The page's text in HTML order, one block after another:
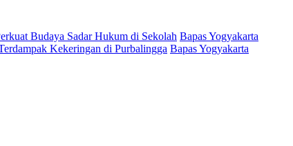
Budaya Sadar Hukum di Sekolah Bapas Yogyakarta
Kekeringan di Purbalingga Bapas Yogyakarta